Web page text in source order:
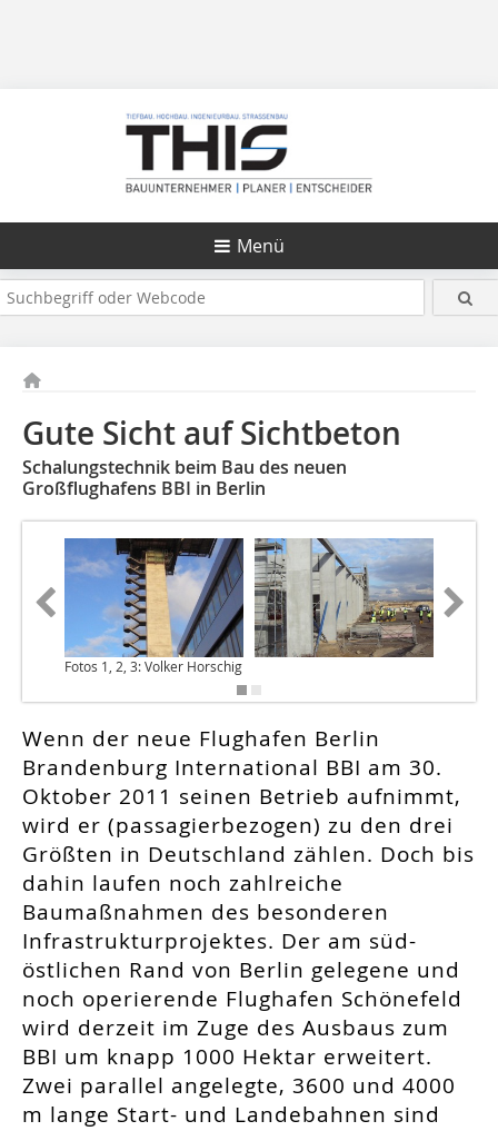
Menü
Gute Sicht auf Sichtbeton
Schalungstechnik beim Bau des neuen
Großflughafens BBI in Berlin
Fotos 1, 2, 3: Volker Horschig
Wenn der neue Flughafen Berlin
Brandenburg International BBI am 30.
Oktober 2011 seinen Betrieb aufnimmt,
wird er (passagierbezogen) zu den drei
Größten in Deutschland zählen. Doch bis
dahin laufen noch zahlreiche
Baumaßnahmen des besonderen
Infrastrukturprojektes. Der am süd-
östlichen Rand von Berlin gelegene und
noch operierende Flughafen Schönefeld
wird derzeit im Zuge des Ausbaus zum
BBI um knapp 1000 Hektar erweitert.
Zwei parallel angelegte, 3600 und 4000
m lange Start- und Landebahnen sind